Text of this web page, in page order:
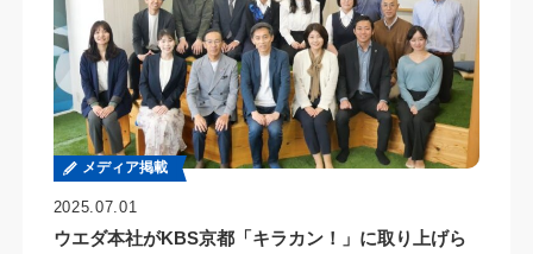
メディア掲載
2025.07.01
ウエダ本社がKBS京都「キラカン！」に取り上げら